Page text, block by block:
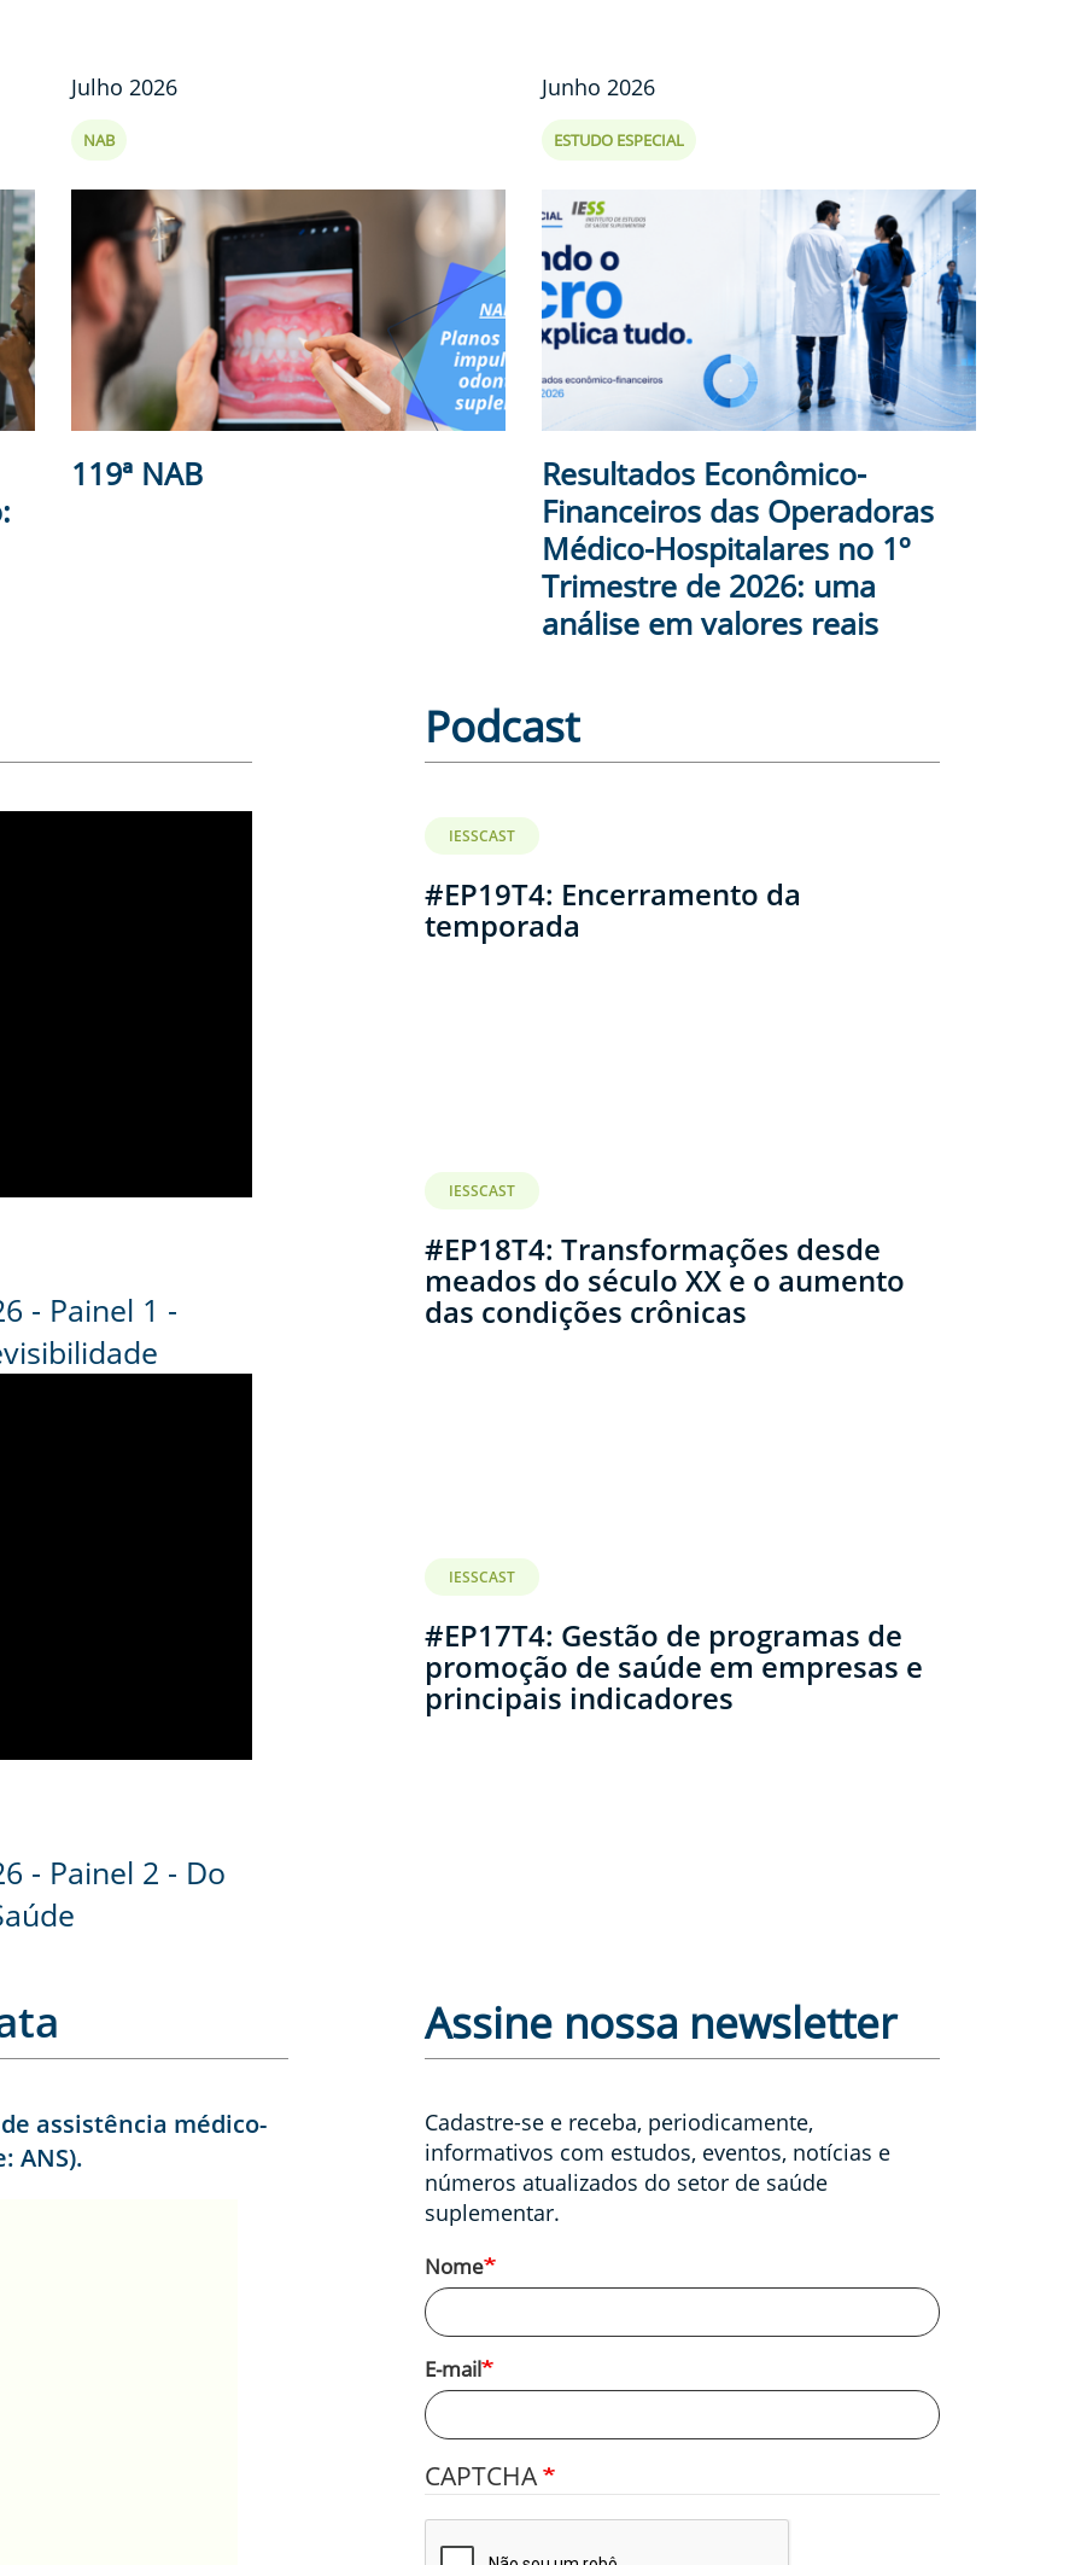
Julho 2026
NAB
119ª NAB
Junho 2026
ESTUDO ESPECIAL
Resultados Econômico-
Financeiros das Operadoras
Médico-Hospitalares no 1º
Trimestre de 2026: uma
análise em valores reais
- Painel 1 -
- Painel 2 - Do
Podcast
IESSCAST
#EP19T4: Encerramento da
temporada
IESSCAST
#EP18T4: Transformações desde
meados do século XX e o aumento
das condições crônicas
IESSCAST
#EP17T4: Gestão de programas de
promoção de saúde em empresas e
principais indicadores
assistência médico-
ANS).
Assine nossa newsletter
Cadastre-se e receba, periodicamente,
informativos com estudos, eventos, notícias e
números atualizados do setor de saúde
suplementar.
Nome
E-mail
CAPTCHA